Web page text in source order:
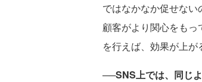
ではなかなか促せない
顧客がより関心をも
を行えば、効果が上が
──SNS上では、同じ